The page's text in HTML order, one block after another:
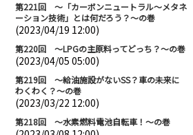
第221回 ～「カーボンニュートラル～メタネ
ーション技術」とは何だろう？～の巻
(2023/04/19 12:00)
第220回 ～LPGの主原料ってどっち？～の巻
(2023/04/05 05:00)
第219回 ～給油施設がないSS？車の未来に
わくわく？～の巻
(2023/03/22 12:00)
第218回 ～水素燃料電池自転車！～の巻